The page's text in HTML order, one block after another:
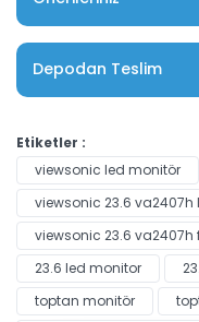
Depodan Teslim
Etiketler :
viewsonic led monitör
viewsonic 23.6
viewsonic 23.6
23.6 led monitor
toptan monitör